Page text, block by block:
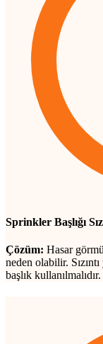
Sprinkler Başlığı
Çözüm: Hasar
neden olabilir.
başlık kullanılmalıdır.